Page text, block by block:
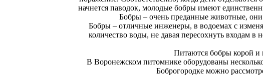
начнется паводок, молодые бобры имеют
Бобры – очень преданные животные,
Бобры – отличные инженеры, в водоемах с
количество воды, не давая пересохнуть входам
Питаются бобры корой и
В Воронежском питомнике оборудованы
Боброгородке можно